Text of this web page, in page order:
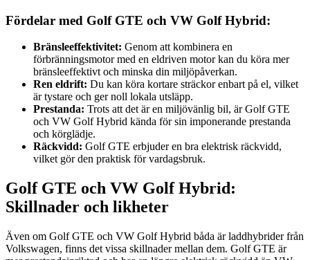
Fördelar med Golf GTE och VW Golf Hybrid:
Bränsleeffektivitet: Genom att kombinera en
förbränningsmotor med en eldriven motor kan du köra mer
bränsleeffektivt och minska din miljöpåverkan.
Ren eldrift: Du kan köra kortare sträckor enbart på el, vilket
är tystare och ger noll lokala utsläpp.
Prestanda: Trots att det är en miljövänlig bil, är Golf GTE
och VW Golf Hybrid kända för sin imponerande prestanda
och körglädje.
Räckvidd: Golf GTE erbjuder en bra elektrisk räckvidd,
vilket gör den praktisk för vardagsbruk.
Golf GTE och VW Golf Hybrid:
Skillnader och likheter
Även om Golf GTE och VW Golf Hybrid båda är laddhybrider från
Volkswagen, finns det vissa skillnader mellan dem. Golf GTE är